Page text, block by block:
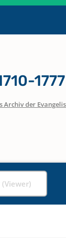
1777
Archiv der